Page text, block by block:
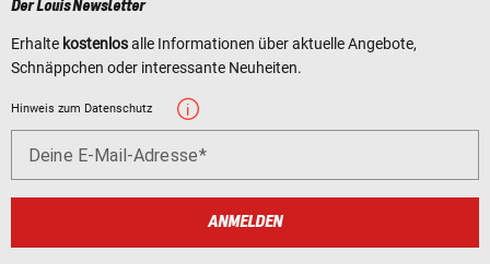
Der Louis Newsletter
Erhalte kostenlosalle Informationen über aktuelle Angebote,
Schnäppchen oder interessante Neuheiten.
Hinweis zum Datenschutz
Deine E-Mail-Adresse
ANMELDEN